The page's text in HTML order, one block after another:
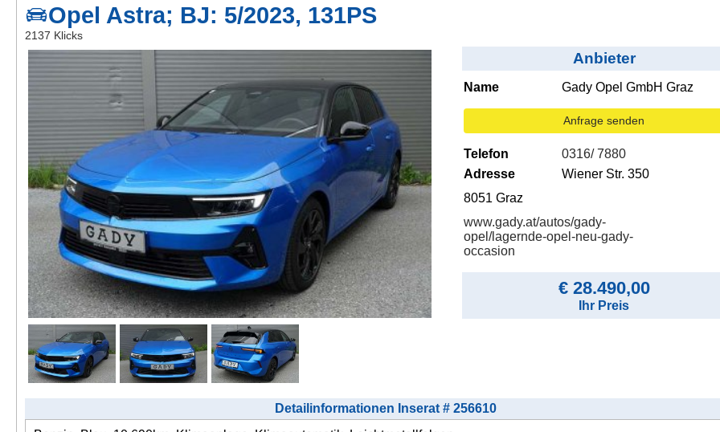
Kontakt
AGB, Nutzungsbedingungen
Impressum
Opel Astra; BJ: 5/2023, 131PS
2137 Klicks
Anbieter
Name Gady Opel GmbH Graz
Anfrage senden
Telefon
0316/ 7880
Adresse
Wiener Str. 350
8051 Graz
www.gady.at/autos/gady-
opel/lagernde-opel-neu-gady-
occasion
€ 28.490,00
Ihr Preis
Detailinformationen Inserat # 256610